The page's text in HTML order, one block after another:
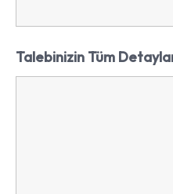
Talebinizin Tüm